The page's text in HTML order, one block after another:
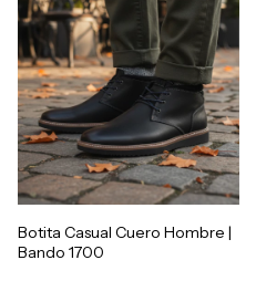
Botita Casual Cuero Hombre |
Bando 1700